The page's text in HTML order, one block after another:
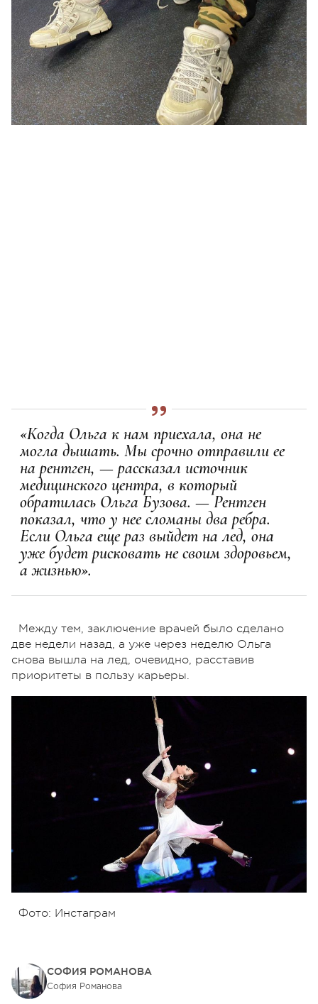
«Когда Ольга к нам приехала, она не
могла дышать. Мы срочно отправили ее
на рентген, — рассказал источник
медицинского центра, в который
обратилась Ольга Бузова. — Рентген
показал, что у нее сломаны два ребра.
Если Ольга еще раз выйдет на лед, она
уже будет рисковать не своим здоровьем,
а жизнью».
Между тем, заключение врачей было сделано
две недели назад, а уже через неделю Ольга
снова вышла на лед, очевидно, расставив
приоритеты в пользу карьеры.
Фото: Инстаграм
СОФИЯ РОМАНОВА
София Романова